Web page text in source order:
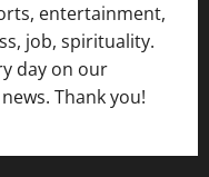
entertainment,
job, spirituality.
day on our
Thank you!